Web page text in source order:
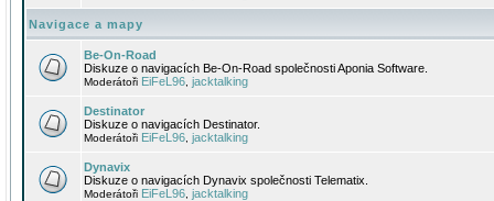
Navigace a mapy
Be-On-Road
Diskuze o navigacích Be-On-Road společnosti Aponia Software.
Moderátoři EiFeL96 jacktalking
Destinator
Diskuze o navigacích Destinator.
Moderátoři EiFeL96 jacktalking
Dynavix
Diskuze o navigacích Dynavix společnosti Telematix.
Moderátoři EiFeL96 jacktalking